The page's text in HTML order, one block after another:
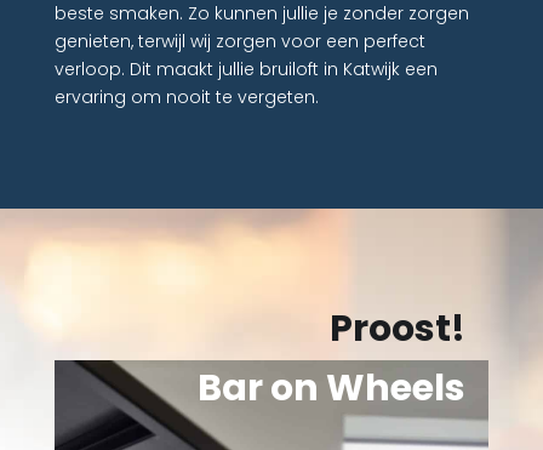
beste smaken. Zo kunnen jullie je zonder zorgen
genieten, terwijl wij zorgen voor een perfect
verloop. Dit maakt jullie bruiloft in Katwijk een
ervaring om nooit te vergeten.
Proost!
Bar on Wheels